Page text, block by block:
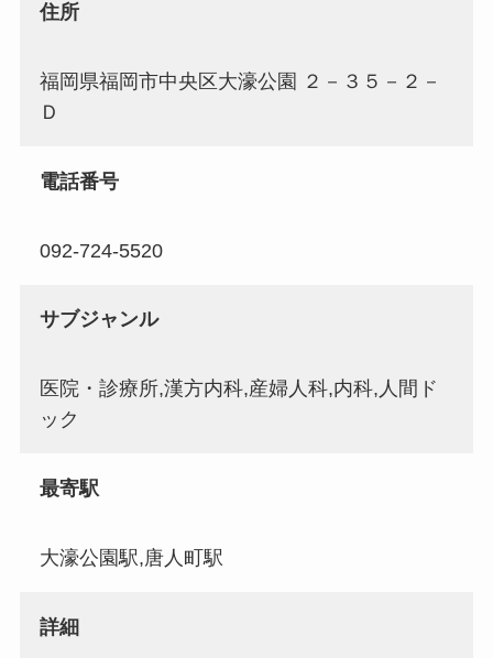
住所
福岡県福岡市中央区大濠公園 ２－３５－２－
Ｄ
電話番号
092-724-5520
サブジャンル
医院・診療所,漢方内科,産婦人科,内科,人間ド
ック
最寄駅
大濠公園駅,唐人町駅
詳細